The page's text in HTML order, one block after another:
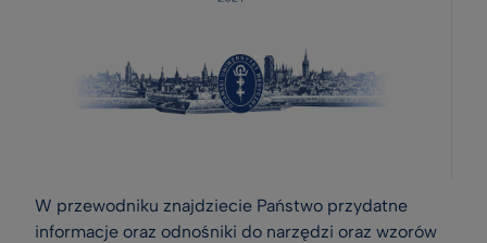
W przewodniku znajdziecie Państwo przydatne
informacje oraz odnośniki do narzędzi oraz wzorów